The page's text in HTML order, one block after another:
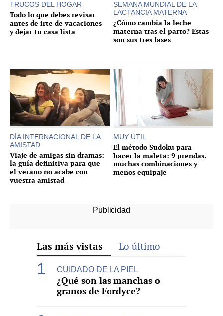
TRUCOS DEL HOGAR
Todo lo que debes revisar
antes de irte de vacaciones
y dejar tu casa lista
SEMANA MUNDIAL DE LA
LACTANCIA MATERNA
¿Cómo cambia la leche
materna tras el parto? Estas
son sus tres fases
DÍA INTERNACIONAL DE LA
AMISTAD
Viaje de amigas sin dramas:
la guía definitiva para que
el verano no acabe con
vuestra amistad
MUY ÚTIL
El método Sudoku para
hacer la maleta: 9 prendas,
muchas combinaciones y
menos equipaje
Las más vistas Lo último
CUIDADO DE LA PIEL
¿Qué son las manchas o
granos de Fordyce?